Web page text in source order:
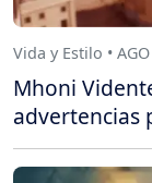
Vida y Estilo •
Mhoni
advertencias